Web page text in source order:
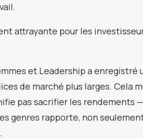
attrayante pour les
et Leadership a enregistré
de marché plus larges. Cela
pas sacrifier les rendements
genres rapporte, non
ont déjà souscrit